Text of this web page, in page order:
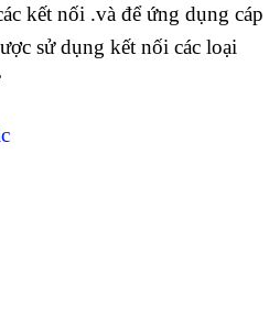
kết nối .và để ứng dụng cáp
sử dụng kết nối các loại